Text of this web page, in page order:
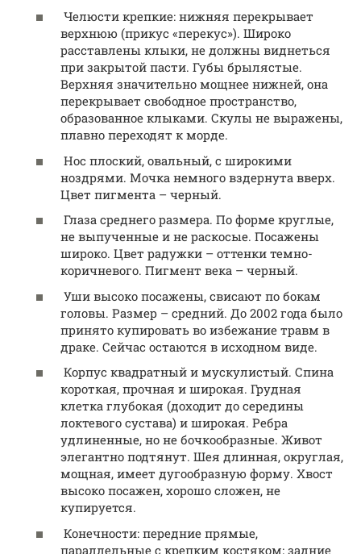
Челюсти крепкие: нижняя перекрывает
верхнюю (прикус «перекус»). Широко
расставлены клыки, не должны виднеться
при закрытой пасти. Губы брылястые.
Верхняя значительно мощнее нижней, она
перекрывает свободное пространство,
образованное клыками. Скулы не выражены,
плавно переходят к морде.
Нос плоский, овальный, с широкими
ноздрями. Мочка немного вздернута вверх.
Цвет пигмента – черный.
Глаза среднего размера. По форме круглые,
не выпученные и не раскосые. Посажены
широко. Цвет радужки – оттенки темно-
коричневого. Пигмент века – черный.
Уши высоко посажены, свисают по бокам
головы. Размер – средний. До 2002 года было
принято купировать во избежание травм в
драке. Сейчас остаются в исходном виде.
Корпус квадратный и мускулистый. Спина
короткая, прочная и широкая. Грудная
клетка глубокая (доходит до середины
локтевого сустава) и широкая. Ребра
удлиненные, но не бочкообразные. Живот
элегантно подтянут. Шея длинная, округлая,
мощная, имеет дугообразную форму. Хвост
высоко посажен, хорошо сложен, не
купируется.
Конечности: передние прямые,
параллельные с крепким костяком; задние